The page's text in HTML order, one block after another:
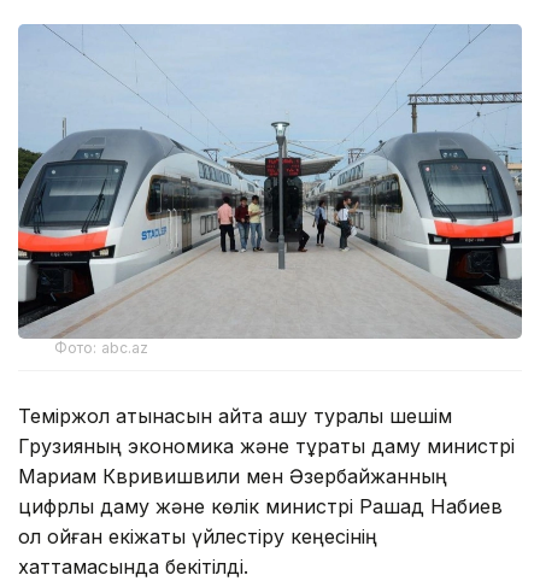
Фото: abc.az
Теміржол қатынасын қайта ашу туралы шешім
Грузияның экономика және тұрақты даму министрі
Мариам Квривишвили мен Әзербайжанның
цифрлық даму және көлік министрі Рашад Набиев
қол қойған екіжақты үйлестіру кеңесінің
хаттамасында бекітілді.